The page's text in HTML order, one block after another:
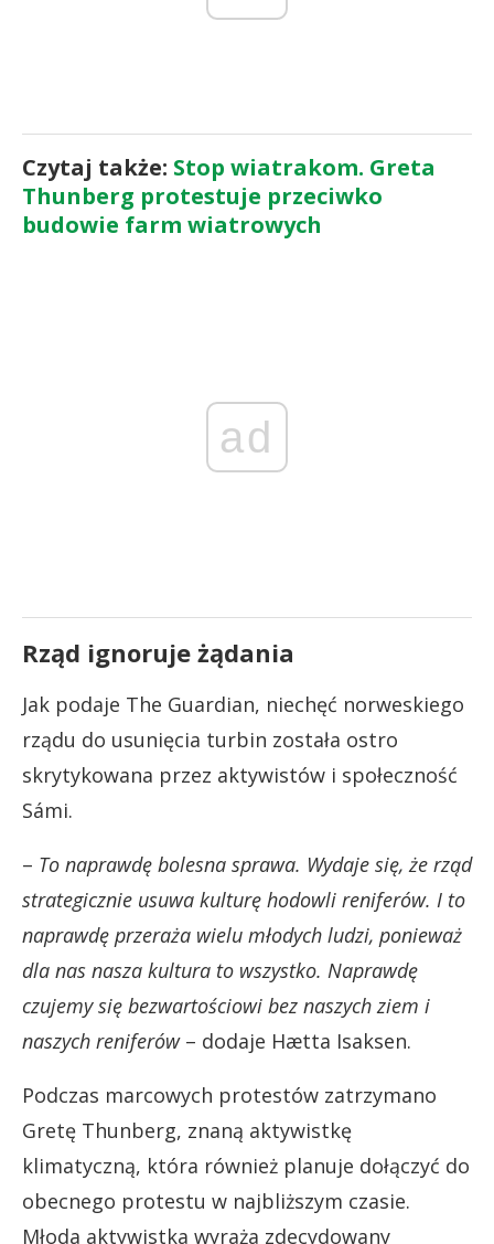
Czytaj także: Stop wiatrakom. Greta
Thunberg protestuje przeciwko
budowie farm wiatrowych
ad
Rząd ignoruje żądania
Jak podaje The Guardian, niechęć norweskiego
rządu do usunięcia turbin została ostro
skrytykowana przez aktywistów i społeczność
Sámi.
– To naprawdę bolesna sprawa. Wydaje się, że rząd
strategicznie usuwa kulturę hodowli reniferów. I to
naprawdę przeraża wielu młodych ludzi, ponieważ
dla nas nasza kultura to wszystko. Naprawdę
czujemy się bezwartościowi bez naszych ziem i
naszych reniferów– dodaje Hætta Isaksen.
Podczas marcowych protestów zatrzymano
Gretę Thunberg, znaną aktywistkę
klimatyczną, która również planuje dołączyć do
obecnego protestu w najbliższym czasie.
Młoda aktywistka wyraża zdecydowany